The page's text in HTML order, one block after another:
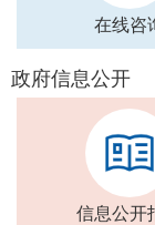
在线咨
政府信息公开
信息公开